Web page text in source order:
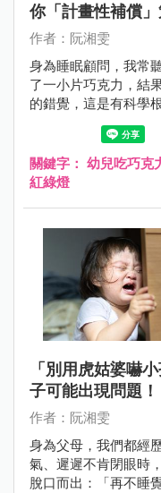
你「計畫性補償」
作者：阮湘雯
身為睡眠顧問，我常
了一小片巧克力，結
的錯覺，這是有科學
聊，當孩子不小心誤
關鍵字： 幼兒吃巧克
紅綠燈
「別用虎姑婆嚇
子可能出現問題！
作者：阮湘雯
身為父母，我們都經
氣、遲遲不肯閉眼時
脫口而出：「再不睡